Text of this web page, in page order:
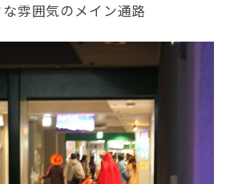
雰囲気のメイン通路